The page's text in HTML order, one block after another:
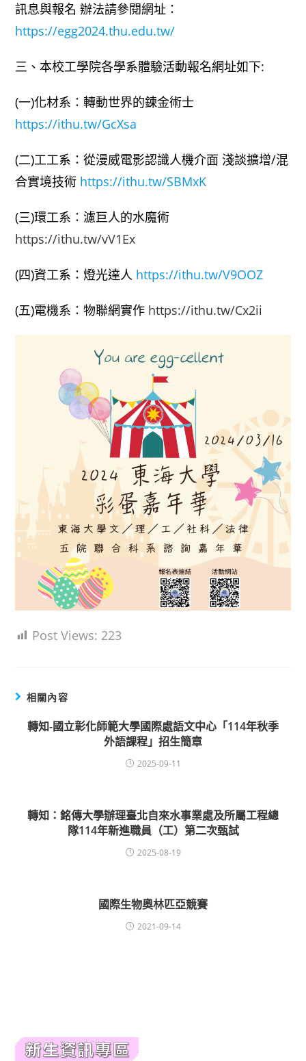
訊息與報名 辦法請參閱網址：
https://egg2024.thu.edu.tw/
三、本校工學院各學系體驗活動報名網址如下:
(一)化材系：轉動世界的鍊金術士
https://ithu.tw/GcXsa
(二)工工系：從漫威電影認識人機介面 淺談擴增/混
合實境技術 https://ithu.tw/SBMxK
(三)環工系：濾巨人的水魔術
https://ithu.tw/vV1Ex
(四)資工系：燈光達人 https://ithu.tw/V9OOZ
(五)電機系：物聯網實作 https://ithu.tw/Cx2ii
Post Views: 223
相關內容
轉知-國立彰化師範大學國際處語文中心「114年秋季
外語課程」招生簡章
2025-09-11
轉知：銘傳大學辦理臺北自來水事業處及所屬工程總
隊114年新進職員（工）第二次甄試
2025-08-19
國際生物奧林匹亞競賽
2021-09-14